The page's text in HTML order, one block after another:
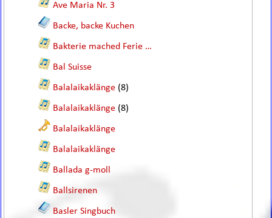
Ave Maria Nr. 3
Backe, backe Kuchen
Bakterie mached Ferie …
Bal Suisse
Balalaikaklänge (8)
Balalaikaklänge (8)
Balalaikaklänge
Balalaikaklänge
Ballada g-moll
Ballsirenen
Basler Singbuch